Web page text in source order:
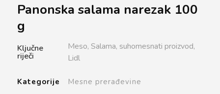
Panonska salama narezak 100
g
Ključne
riječi
Meso, Salama, suhomesnati proizvod,
Lidl
Kategorije Mesne prerađevine